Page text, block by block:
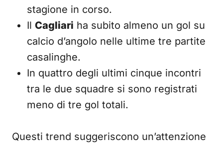
stagione in corso.
Il Cagliari ha subito almeno un gol su
calcio d’angolo nelle ultime tre partite
casalinghe.
In quattro degli ultimi cinque incontri
tra le due squadre si sono registrati
meno di tre gol totali.
Questi trend suggeriscono un’attenzione